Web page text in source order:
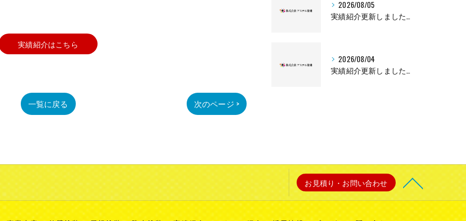
実績紹介はこちら
一覧に戻る 次のページ >
2026/08/05
実績紹介更新しました👏🏻✨
2026/08/04
実績紹介更新しました👏🏻✨
お見積り・お問い合わせ